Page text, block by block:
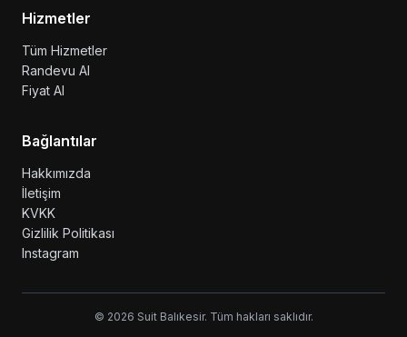
Hizmetler
Tüm Hizmetler
Randevu Al
Fiyat Al
Bağlantılar
Hakkımızda
İletişim
KVKK
Gizlilik Politikası
Instagram
© 2026 Suit Balıkesir. Tüm hakları saklıdır.